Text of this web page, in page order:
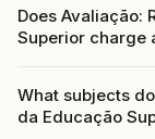
Does Avaliação:
Superior charge
What subjects
da Educação